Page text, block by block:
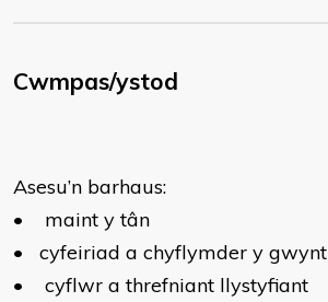
Cwmpas/ystod
Asesu’n barhaus:
•
maint y tân
•
cyfeiriad a chyflymder y gwynt
•
cyflwr a threfniant llystyfiant